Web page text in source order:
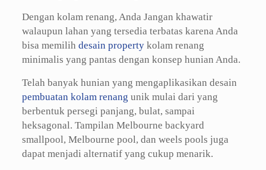
Dengan kolam renang, Anda Jangan khawatir
walaupun lahan yang tersedia terbatas karena Anda
bisa memilih desain propertykolam renang
minimalis yang pantas dengan konsep hunian Anda.
Telah banyak hunian yang mengaplikasikan desain
pembuatan kolam renang unik mulai dari yang
berbentuk persegi panjang, bulat, sampai
heksagonal. Tampilan Melbourne backyard
smallpool, Melbourne pool, dan weels pools juga
dapat menjadi alternatif yang cukup menarik.